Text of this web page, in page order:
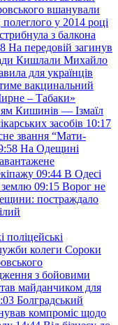
вшанували
у 2014 році
з балкона
На передовій загинув
Кишлали Михайло
для українців
вакцинальний
– Табаки»
Кишинів — Ізмаїл
засобів 10:17
звання “Мати-
На Одещині
09:44 В Одесі
землю 09:15 Ворог не
постраждало
поліцейські
колеги Сороки
з бойовими
майданчиком для
Болградський
компроміс щодо